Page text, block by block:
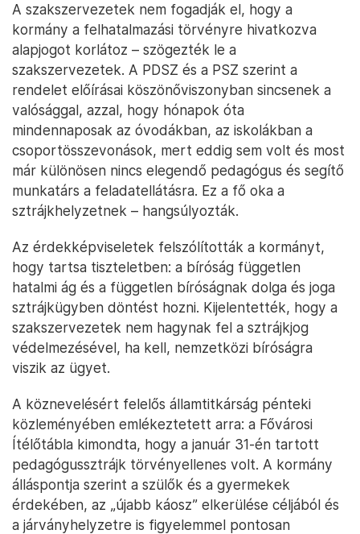
A szakszervezetek nem fogadják el, hogy a
kormány a felhatalmazási törvényre hivatkozva
alapjogot korlátoz – szögezték le a
szakszervezetek. A PDSZ és a PSZ szerint a
rendelet előírásai köszönőviszonyban sincsenek a
valósággal, azzal, hogy hónapok óta
mindennaposak az óvodákban, az iskolákban a
csoportösszevonások, mert eddig sem volt és most
már különösen nincs elegendő pedagógus és segítő
munkatárs a feladatellátásra. Ez a fő oka a
sztrájkhelyzetnek – hangsúlyozták.
Az érdekképviseletek felszólították a kormányt,
hogy tartsa tiszteletben: a bíróság független
hatalmi ág és a független bíróságnak dolga és joga
sztrájkügyben döntést hozni. Kijelentették, hogy a
szakszervezetek nem hagynak fel a sztrájkjog
védelmezésével, ha kell, nemzetközi bíróságra
viszik az ügyet.
A köznevelésért felelős államtitkárság pénteki
közleményében emlékeztetett arra: a Fővárosi
Ítélőtábla kimondta, hogy a január 31-én tartott
pedagógussztrájk törvényellenes volt. A kormány
álláspontja szerint a szülők és a gyermekek
érdekében, az „újabb káosz” elkerülése céljából és
a járványhelyzetre is figyelemmel pontosan